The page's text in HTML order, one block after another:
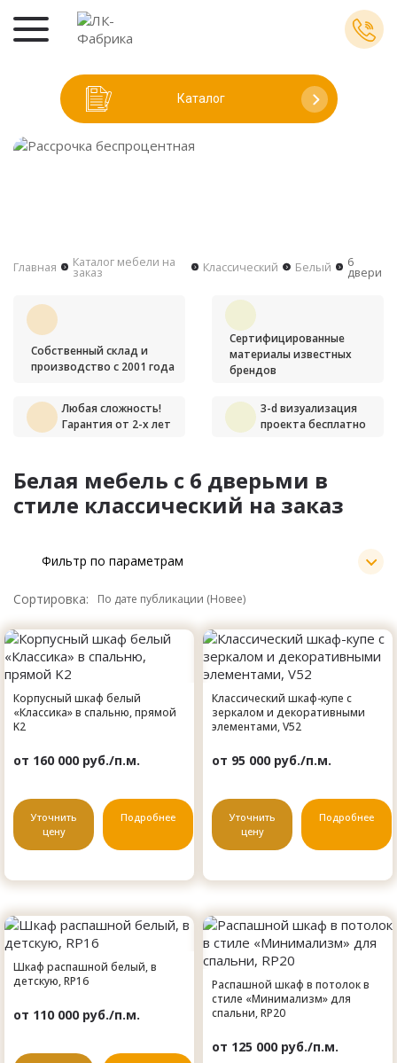
Каталог
Главная Каталог мебели на
заказ Классический Белый 6
двери
Собственный склад и
производство с 2001 года
Сертифицированные
материалы известных
брендов
Любая сложность!
Гарантия от 2-х лет
3-d визуализация
проекта бесплатно
Белая мебель с 6 дверьми в
стиле классический на заказ
Фильтр по параметрам
Сортировка:
Корпусный шкаф белый
«Классика» в спальню, прямой
K2
от 160 000 руб./п.м.
Уточнить
цену
Подробнее
Классический шкаф-купе с
зеркалом и декоративными
элементами, V52
от 95 000 руб./п.м.
Уточнить
цену
Подробнее
Шкаф распашной белый, в
детскую, RP16
от 110 000 руб./п.м.
Распашной шкаф в потолок в
стиле «Минимализм» для
спальни, RP20
от 125 000 руб./п.м.